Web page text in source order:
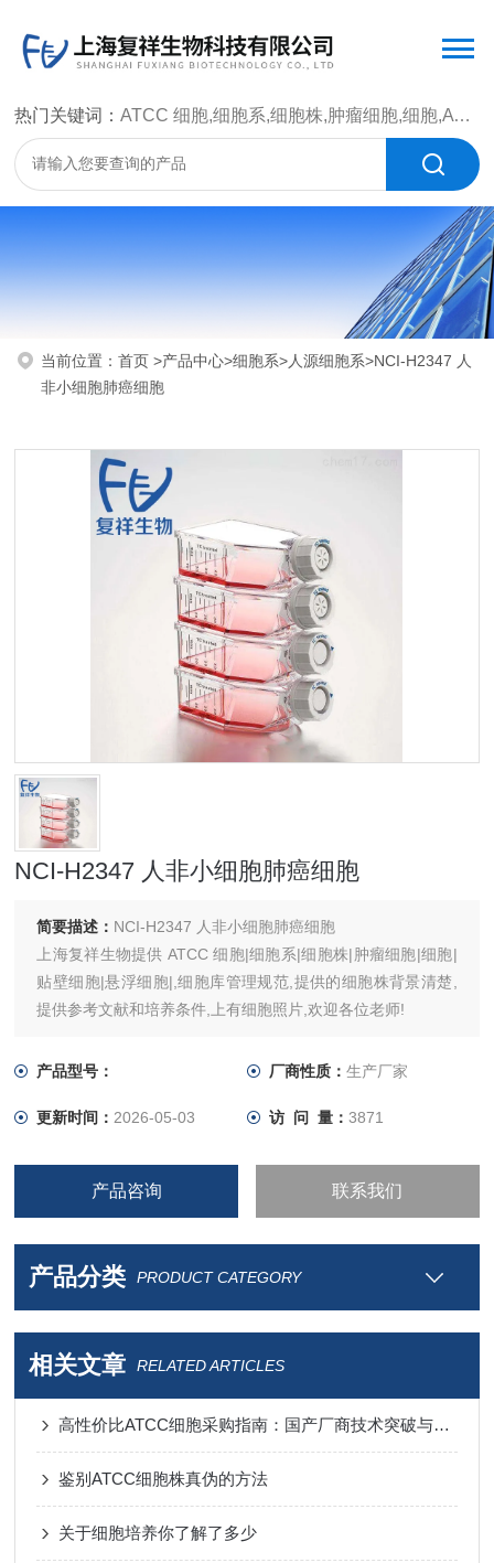
热门关键词：ATCC 细胞,细胞系,细胞株,肿瘤细胞,细胞,ATCC 菌种，CMCC 菌种，标准菌株，质控菌种，微生物菌种，菌株，菌种
当前位置：首页>产品中心>细胞系>人源细胞系>NCI-H2347 人
非小细胞肺癌细胞
NCI-H2347 人非小细胞肺癌细胞
简要描述： NCI-H2347 人非小细胞肺癌细胞
上海复祥生物提供 ATCC 细胞|细胞系|细胞株|肿瘤细胞|细胞|
贴壁细胞|悬浮细胞|,细胞库管理规范,提供的细胞株背景清楚,
提供参考文献和培养条件,上有细胞照片,欢迎各位老师!
产品型号： 厂商性质： 生产厂家
更新时间： 2026-05-03 访 问 量： 3871
产品咨询 联系我们
产品分类 PRODUCT CATEGORY
相关文章 RELATED ARTICLES
高性价比ATCC细胞采购指南：国产厂商技术突破与进口替代分析
鉴别ATCC细胞株真伪的方法
关于细胞培养你了解了多少